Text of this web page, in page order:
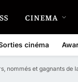
CINEMA
cinéma
nommés et gagnants de